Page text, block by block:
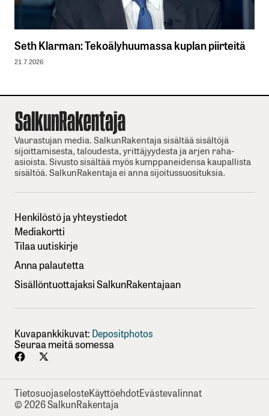
Seth Klarman: Tekoälyhuumassa kuplan piirteitä
21.7.2026
Vaurastujan media. SalkunRakentaja sisältää sisältöjä
sijoittamisesta, taloudesta, yrittäjyydesta ja arjen raha-
asioista. Sivusto sisältää myös kumppaneidensa kaupallista
sisältöä. SalkunRakentaja ei anna sijoitussuosituksia.
Henkilöstö ja yhteystiedot
Mediakortti
Tilaa uutiskirje
Anna palautetta
Sisällöntuottajaksi SalkunRakentajaan
Kuvapankkikuvat: Depositphotos
Seuraa meitä somessa
TietosuojaselosteKäyttöehdotEvästevalinnat
© 2026 SalkunRakentaja